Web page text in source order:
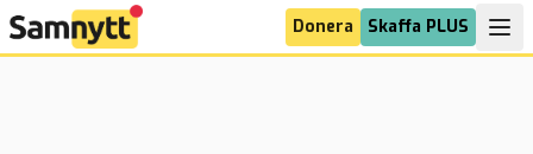
Donera Skaffa PLUS